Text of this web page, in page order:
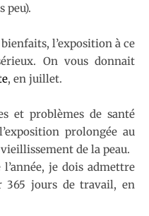
peu).
l’exposition à ce
On vous donnait
, en juillet.
et problèmes de santé
prolongée au
de la peau.
je dois admettre
365 jours de travail, en